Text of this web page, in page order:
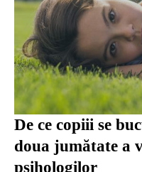
De ce copiii se
doua jumătate a
psihologilor